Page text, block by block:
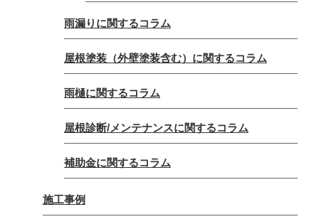
雨漏りに関するコラム
屋根塗装（外壁塗装含む）に関するコラム
雨樋に関するコラム
屋根診断/メンテナンスに関するコラム
補助金に関するコラム
施工事例